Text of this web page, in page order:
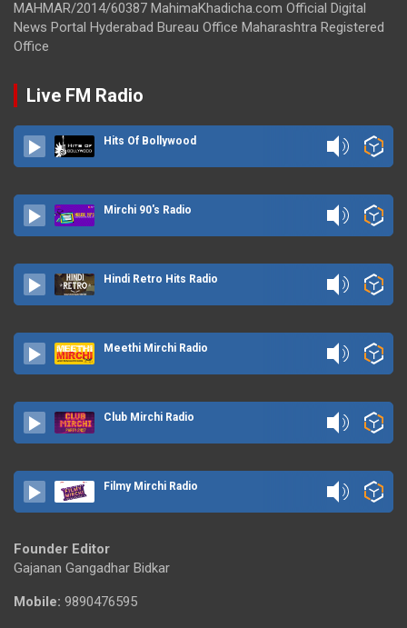
MAHMAR/2014/60387 MahimaKhadicha.com Official Digital
News Portal Hyderabad Bureau Office Maharashtra Registered
Office
Live FM Radio
Hits Of Bollywood
Mirchi 90's Radio
Hindi Retro Hits Radio
Meethi Mirchi Radio
Club Mirchi Radio
Filmy Mirchi Radio
Founder Editor
Gajanan Gangadhar Bidkar
Mobile: 9890476595